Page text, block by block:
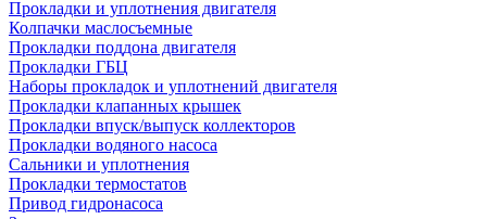
Прокладки и уплотнения двигателя
Колпачки маслосъемные
Прокладки поддона двигателя
Прокладки ГБЦ
Наборы прокладок и уплотнений двигателя
Прокладки клапанных крышек
Прокладки впуск/выпуск коллекторов
Прокладки водяного насоса
Сальники и уплотнения
Прокладки термостатов
Привод гидронасоса